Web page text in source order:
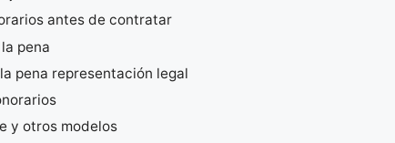
antes de contratar
pena
pena representación legal
y otros modelos